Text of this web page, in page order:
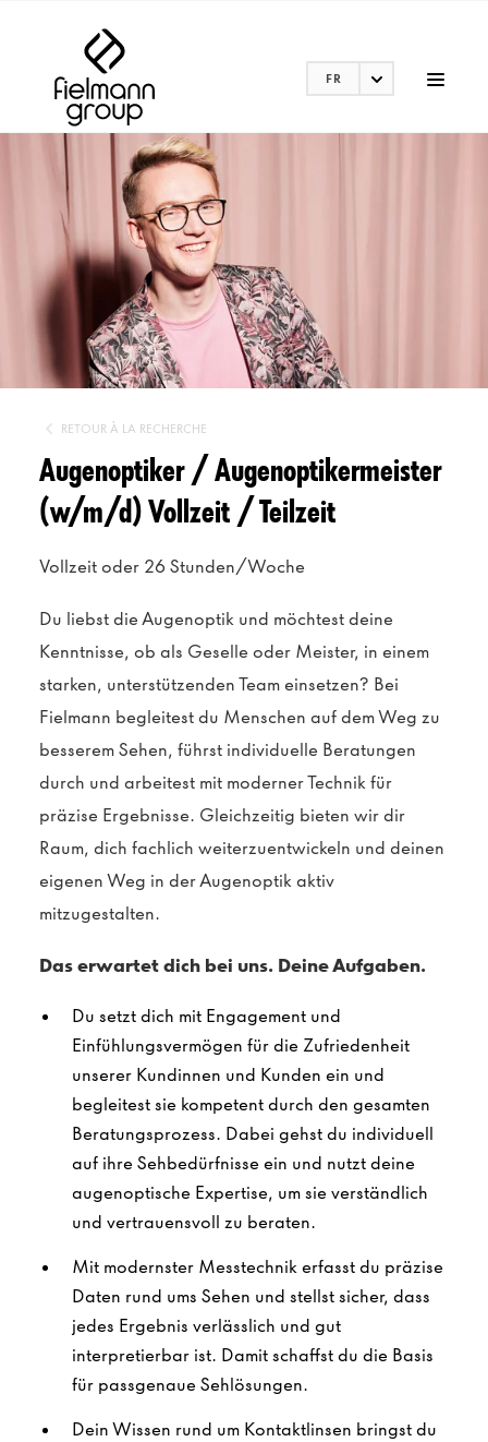
FR
RETOUR À LA RECHERCHE
Augenoptiker / Augenoptikermeister
(w/m/d) Vollzeit / Teilzeit
Vollzeit oder 26 Stunden/Woche
Du liebst die Augenoptik und möchtest deine
Kenntnisse, ob als Geselle oder Meister, in einem
starken, unterstützenden Team einsetzen? Bei
Fielmann begleitest du Menschen auf dem Weg zu
besserem Sehen, führst individuelle Beratungen
durch und arbeitest mit moderner Technik für
präzise Ergebnisse. Gleichzeitig bieten wir dir
Raum, dich fachlich weiterzuentwickeln und deinen
eigenen Weg in der Augenoptik aktiv
mitzugestalten.
Das erwartet dich bei uns. Deine Aufgaben.
Du setzt dich mit Engagement und
Einfühlungsvermögen für die Zufriedenheit
unserer Kundinnen und Kunden ein und
begleitest sie kompetent durch den gesamten
Beratungsprozess. Dabei gehst du individuell
auf ihre Sehbedürfnisse ein und nutzt deine
augenoptische Expertise, um sie verständlich
und vertrauensvoll zu beraten.
Mit modernster Messtechnik erfasst du präzise
Daten rund ums Sehen und stellst sicher, dass
jedes Ergebnis verlässlich und gut
interpretierbar ist. Damit schaffst du die Basis
für passgenaue Sehlösungen.
Dein Wissen rund um Kontaktlinsen bringst du